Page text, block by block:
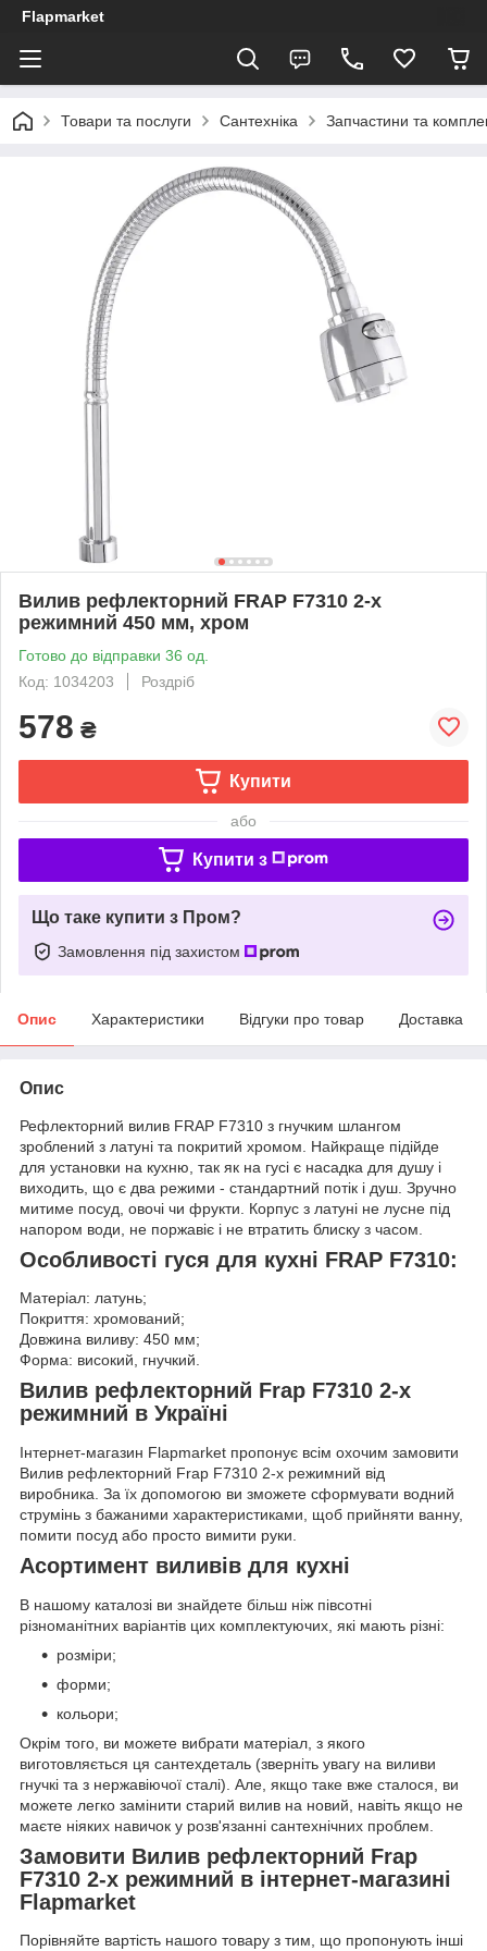
Flapmarket
Товари та послуги Сантехніка Запчастини та
Вилив рефлекторний FRAP F7310 2-х
режимний 450 мм, хром
Готово до відправки 36 од.
Код: 1034203
Роздріб
578 ₴
Купити
або
Купити з
Що таке купити з Пром?
Замовлення під захистом
Опис Характеристики Відгуки про товар Доставка
Опис
Рефлекторний вилив FRAP F7310 з гнучким шлангом
зроблений з латуні та покритий хромом. Найкраще підійде
для установки на кухню, так як на гусі є насадка для душу і
виходить, що є два режими - стандартний потік і душ. Зручно
митиме посуд, овочі чи фрукти. Корпус з латуні не лусне під
напором води, не поржавіє і не втратить блиску з часом.
Особливості гуся для кухні FRAP F7310:
Матеріал: латунь;
Покриття: хромований;
Довжина виливу: 450 мм;
Форма: високий, гнучкий.
Вилив рефлекторний Frap F7310 2-х
режимний в Україні
Інтернет-магазин Flapmarket пропонує всім охочим замовити
Вилив рефлекторний Frap F7310 2-х режимний від
виробника. За їх допомогою ви зможете сформувати водний
струмінь з бажаними характеристиками, щоб прийняти ванну,
помити посуд або просто вимити руки.
Асортимент виливів для кухні
В нашому каталозі ви знайдете більш ніж півсотні
різноманітних варіантів цих комплектуючих, які мають різні:
розміри;
форми;
кольори;
Окрім того, ви можете вибрати матеріал, з якого
виготовляється ця сантехдеталь (зверніть увагу на виливи
гнучкі та з нержавіючої сталі). Але, якщо таке вже сталося, ви
можете легко замінити старий вилив на новий, навіть якщо не
маєте ніяких навичок у розв'язанні сантехнічних проблем.
Замовити Вилив рефлекторний Frap
F7310 2-х режимний в інтернет-магазині
Flapmarket
Порівняйте вартість нашого товару з тим, що пропонують інші